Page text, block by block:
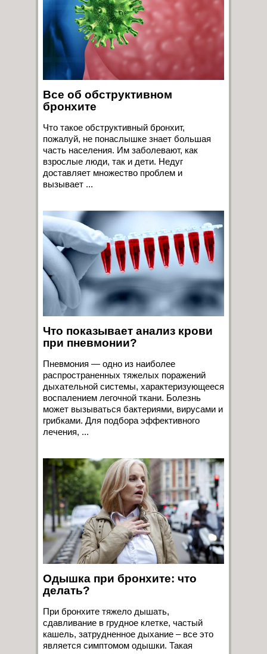
Все об обструктивном
бронхите
Что такое обструктивный бронхит,
пожалуй, не понаслышке знает большая
часть населения. Им заболевают, как
взрослые люди, так и дети. Недуг
доставляет множество проблем и
вызывает ...
Что показывает анализ крови
при пневмонии?
Пневмония — одно из наиболее
распространенных тяжелых поражений
дыхательной системы, характеризующееся
воспалением легочной ткани. Болезнь
может вызываться бактериями, вирусами и
грибками. Для подбора эффективного
лечения, ...
Одышка при бронхите: что
делать?
При бронхите тяжело дышать,
сдавливание в грудное клетке, частый
кашель, затрудненное дыхание – все это
является симптомом одышки. Такая